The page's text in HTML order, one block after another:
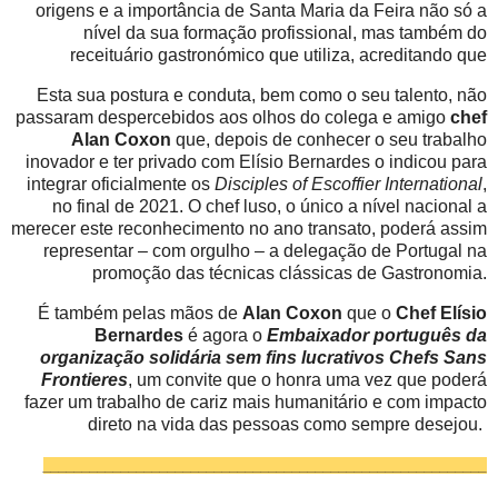
origens e a importância de Santa Maria da Feira não só a
nível da sua formação profissional, mas também do
receituário gastronómico que utiliza, acreditando que
Esta sua postura e conduta, bem como o seu talento, não
passaram despercebidos aos olhos do colega e amigo chef
Alan Coxon que, depois de conhecer o seu trabalho
inovador e ter privado com Elísio Bernardes o indicou para
integrar oficialmente os Disciples of Escoffier International,
no final de 2021. O chef luso, o único a nível nacional a
merecer este reconhecimento no ano transato, poderá assim
representar – com orgulho – a delegação de Portugal na
promoção das técnicas clássicas de Gastronomia.
É também pelas mãos de Alan Coxon que o Chef Elísio
Bernardes é agora o Embaixador português da
organização solidária sem fins lucrativos Chefs Sans
Frontieres, um convite que o honra uma vez que poderá
fazer um trabalho de cariz mais humanitário e com impacto
direto na vida das pessoas como sempre desejou.